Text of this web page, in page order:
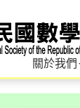
關於我們